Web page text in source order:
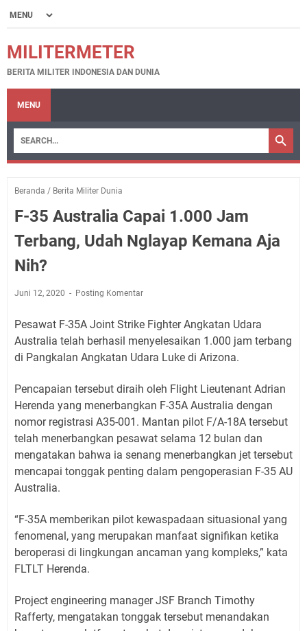
MILITERMETER
BERITA MILITER INDONESIA DAN DUNIA
MENU
Beranda / Berita Militer Dunia
F-35 Australia Capai 1.000 Jam
Terbang, Udah Nglayap Kemana Aja
Nih?
Juni 12, 2020 Posting Komentar
Pesawat F-35A Joint Strike Fighter Angkatan Udara
Australia telah berhasil menyelesaikan 1.000 jam terbang
di Pangkalan Angkatan Udara Luke di Arizona.
Pencapaian tersebut diraih oleh Flight Lieutenant Adrian
Herenda yang menerbangkan F-35A Australia dengan
nomor registrasi A35-001. Mantan pilot F/A-18A tersebut
telah menerbangkan pesawat selama 12 bulan dan
mengatakan bahwa ia senang menerbangkan jet tersebut
mencapai tonggak penting dalam pengoperasian F-35 AU
Australia.
“F-35A memberikan pilot kewaspadaan situasional yang
fenomenal, yang merupakan manfaat signifikan ketika
beroperasi di lingkungan ancaman yang kompleks,” kata
FLTLT Herenda.
Project engineering manager JSF Branch Timothy
Rafferty, mengatakan tonggak tersebut menandakan